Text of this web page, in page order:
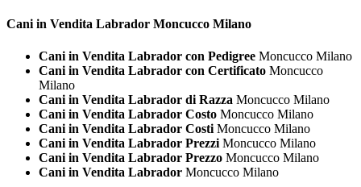
Cani in Vendita Labrador Moncucco Milano
Cani in Vendita Labrador con Pedigree Moncucco Milano
Cani in Vendita Labrador con Certificato Moncucco
Milano
Cani in Vendita Labrador di Razza Moncucco Milano
Cani in Vendita Labrador Costo Moncucco Milano
Cani in Vendita Labrador Costi Moncucco Milano
Cani in Vendita Labrador Prezzi Moncucco Milano
Cani in Vendita Labrador Prezzo Moncucco Milano
Cani in Vendita Labrador Moncucco Milano